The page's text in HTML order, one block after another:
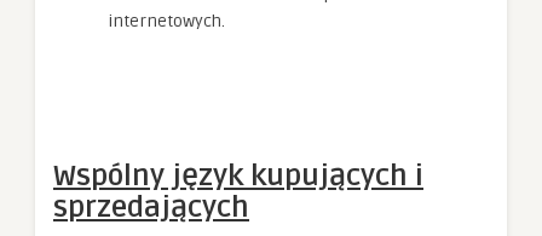
internetowych.
Wspólny język kupujących i
sprzedających